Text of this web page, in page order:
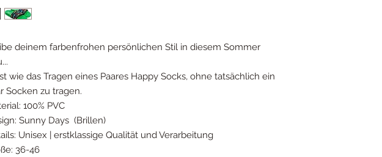
deinem farbenfrohen persönlichen Stil in diesem Sommer
wie das Tragen eines Paares Happy Socks, ohne tatsächlich ein
Socken zu tragen.
100% PVC
Sunny Days (Brillen)
Unisex | erstklassige Qualität und Verarbeitung
36-46